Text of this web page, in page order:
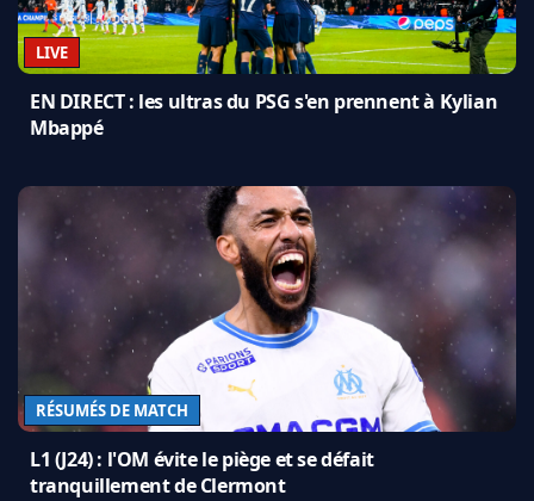
LIVE
EN DIRECT : les ultras du PSG s'en prennent à Kylian
Mbappé
RÉSUMÉS DE MATCH
L1 (J24) : l'OM évite le piège et se défait
tranquillement de Clermont